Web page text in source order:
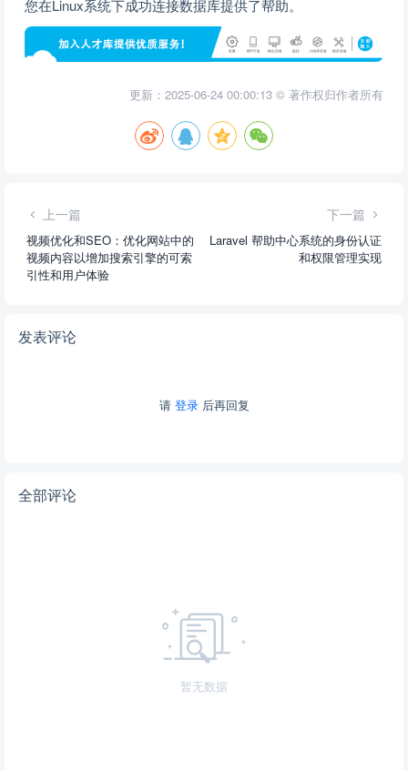
您在Linux系统下成功连接数据库提供了帮助。
更新：2025-06-24 00:00:13 © 著作权归作者所有
上一篇
视频优化和SEO：优化网站中的
视频内容以增加搜索引擎的可索
引性和用户体验
下一篇
Laravel 帮助中心系统的身份认证
和权限管理实现
发表评论
请 登录后再回复
全部评论
暂无数据